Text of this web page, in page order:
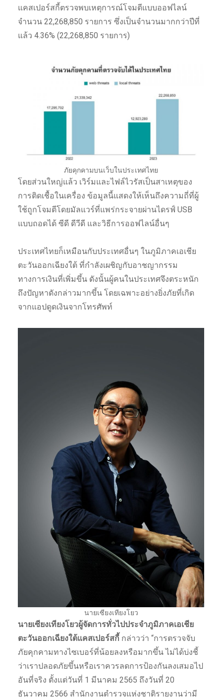
แคสเปอร์สกี้ตรวจพบเหตุการณ์โจมตีแบบออฟไลน์
จำนวน 22,268,850 รายการ ซึ่งเป็นจำนวนมากกว่าปีที่
แล้ว 4.36% (22,268,850 รายการ)
ภัยคุกคามบนเว็บในประเทศไทย
โดยส่วนใหญ่แล้ว เวิร์มและไฟล์ไวรัสเป็นสาเหตุของ
การติดเชื้อในเครื่อง ข้อมูลนี้แสดงให้เห็นถึงความถี่ที่ผู้
ใช้ถูกโจมตีโดยมัลแวร์ที่แพร่กระจายผ่านไดรฟ์ USB
แบบถอดได้ ซีดี ดีวีดี และวิธีการออฟไลน์อื่นๆ
ประเทศไทยก็เหมือนกับประเทศอื่นๆ ในภูมิภาคเอเชีย
ตะวันออกเฉียงใต้ ที่กำลังเผชิญกับอาชญากรรม
ทางการเงินที่เพิ่มขึ้น ดังนั้นผู้คนในประเทศจึงตระหนัก
ถึงปัญหาดังกล่าวมากขึ้น โดยเฉพาะอย่างยิ่งภัยที่เกิด
จากแอปดูดเงินจากโทรศัพท์
นายเซียงเทียงโยว
นายเซียงเทียงโยวผู้จัดการทั่วไปประจำภูมิภาคเอเชีย
ตะวันออกเฉียงใต้แคสเปอร์สกี้กล่าวว่า “การตรวจจับ
ภัยคุกคามทางไซเบอร์ที่น้อยลงหรือมากขึ้น ไม่ได้บ่งชี้
ว่าเราปลอดภัยขึ้นหรือเราควรลดการป้องกันลงเสมอไป
อันที่จริง ตั้งแต่วันที่ 1 มีนาคม 2565 ถึงวันที่ 20
ธันวาคม 2566 สำนักงานตำรวจแห่งชาติรายงานว่ามี